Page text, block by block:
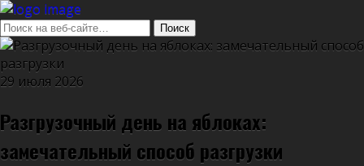
29 июля 2026
Разгрузочный день на яблоках:
замечательный способ разгрузки